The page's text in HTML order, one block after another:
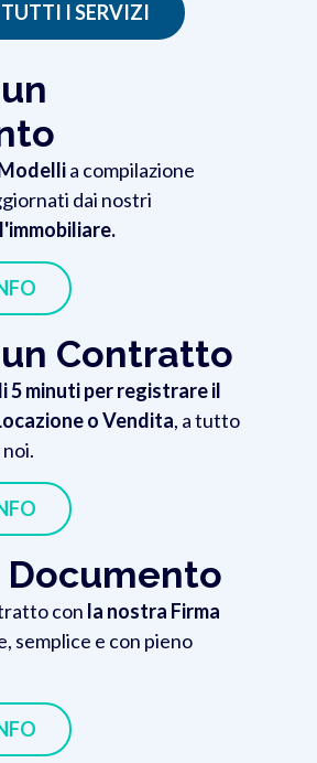
I SERVIZI
a compilazione
dai nostri
Contratto
5 minuti per registrare il
o Vendita, a tutto
Documento
con la nostra Firma
semplice e con pieno